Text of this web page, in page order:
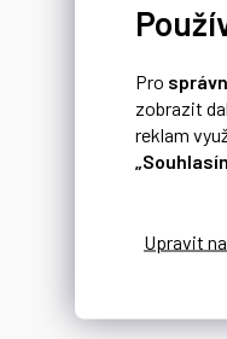
Pro
zobrazit
reklam